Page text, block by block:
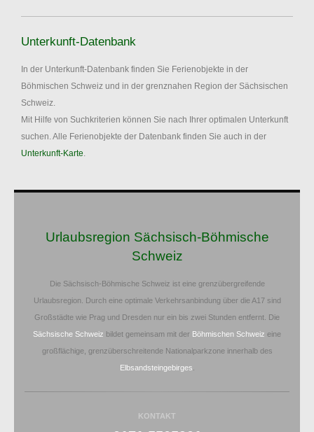
Unterkunft-Datenbank
In der Unterkunft-Datenbank finden Sie Ferienobjekte in der
Böhmischen Schweiz und in der grenznahen Region der Sächsischen
Schweiz.
Mit Hilfe von Suchkriterien können Sie nach Ihrer optimalen Unterkunft
suchen. Alle Ferienobjekte der Datenbank finden Sie auch in der
Unterkunft-Karte.
Urlaubsregion Sächsisch-Böhmische
Schweiz
Die Sächsisch-Böhmische Schweiz ist eine grenzübergreifende
Urlaubsregion. Durch eine optimale Verkehrsanbindung über die A17 sind
Großstädte wie Prag und Dresden nur ein bis zwei Stunden entfernt. Die
Sächsische Schweiz bildet gemeinsam mit der Böhmischen Schweiz eine
großflächige, grenzüberschreitende Nationalparkzone innerhalb des
Elbsandsteingebirges
KONTAKT